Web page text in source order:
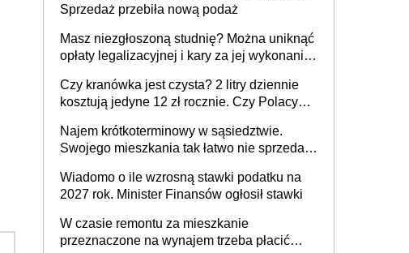
Sprzedaż przebiła nową podaż
Masz niezgłoszoną studnię? Można uniknąć
opłaty legalizacyjnej i kary za jej wykonanie,
Czy kranówka jest czysta? 2 litry dziennie
kosztują jedyne 12 zł rocznie. Czy Polacy
Najem krótkoterminowy w sąsiedztwie.
Swojego mieszkania tak łatwo nie sprzedaż
Wiadomo o ile wzrosną stawki podatku na
2027 rok. Minister Finansów ogłosił stawki
W czasie remontu za mieszkanie
przeznaczone na wynajem trzeba płacić